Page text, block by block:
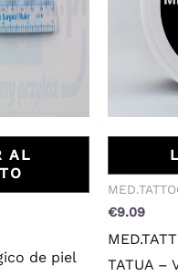
AL
de piel
€9.09
TATUA –